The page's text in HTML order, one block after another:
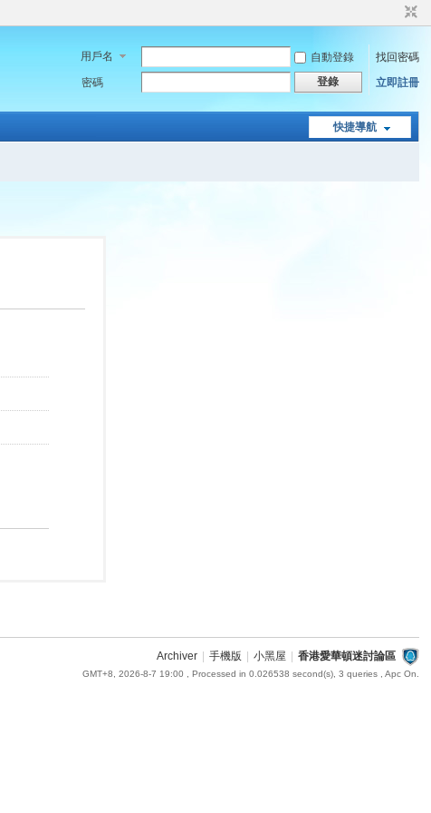
用戶名 自動登錄
找回密碼
密碼
登錄 立即註冊
快捷導航
Archiver 手機版 小黑屋 香港愛華頓迷討論區
GMT+8, 2026-8-7 19:00 , Processed in 0.026538 second(s), 3 queries , Apc On.